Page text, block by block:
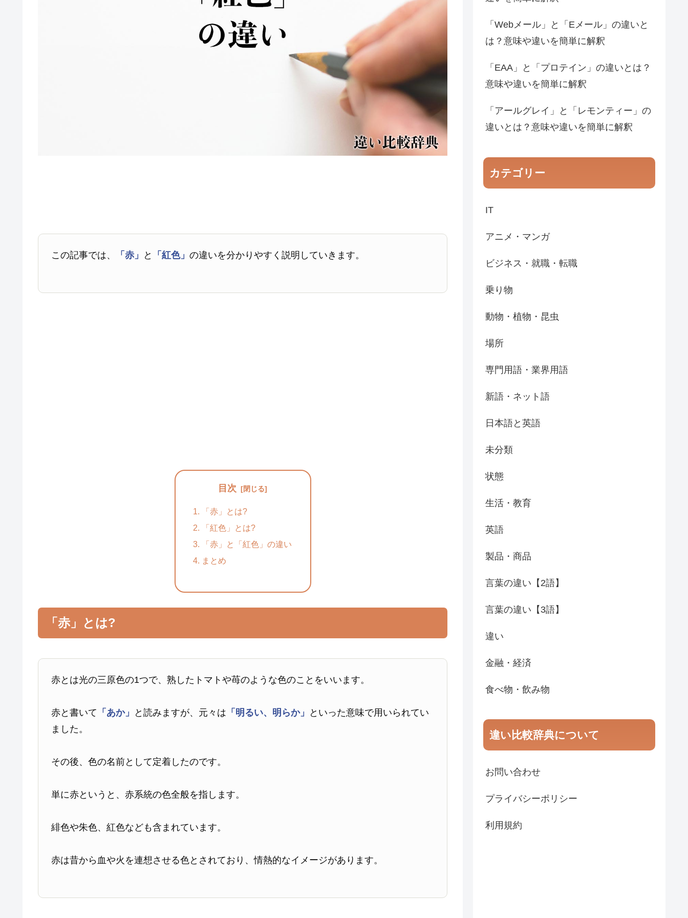
この記事では、 「赤」 と 「紅色」の違いを分かりやすく説明していきます。
目次
「赤」とは?
「紅色」とは?
「赤」と「紅色」の違い
まとめ
「赤」とは?
赤とは光の三原色の1つで、熟したトマトや苺のような色のことをいいます。
赤と書いて 「あか」 と読みますが、元々は 「明るい、明らか」
といった意味で用いられてい
ました。
その後、色の名前として定着したのです。
単に赤というと、赤系統の色全般を指します。
緋色や朱色、紅色なども含まれています。
赤は昔から血や火を連想させる色とされており、情熱的なイメージがあります。
「Webメール」と「Eメール」の違いと
は？意味や違いを簡単に解釈
「EAA」と「プロテイン」の違いとは？
意味や違いを簡単に解釈
「アールグレイ」と「レモンティー」の
違いとは？意味や違いを簡単に解釈
カテゴリー
IT
アニメ・マンガ
ビジネス・就職・転職
乗り物
動物・植物・昆虫
場所
専門用語・業界用語
新語・ネット語
日本語と英語
未分類
状態
生活・教育
英語
製品・商品
言葉の違い【2語】
言葉の違い【3語】
違い
金融・経済
食べ物・飲み物
違い比較辞典について
お問い合わせ
プライバシーポリシー
利用規約